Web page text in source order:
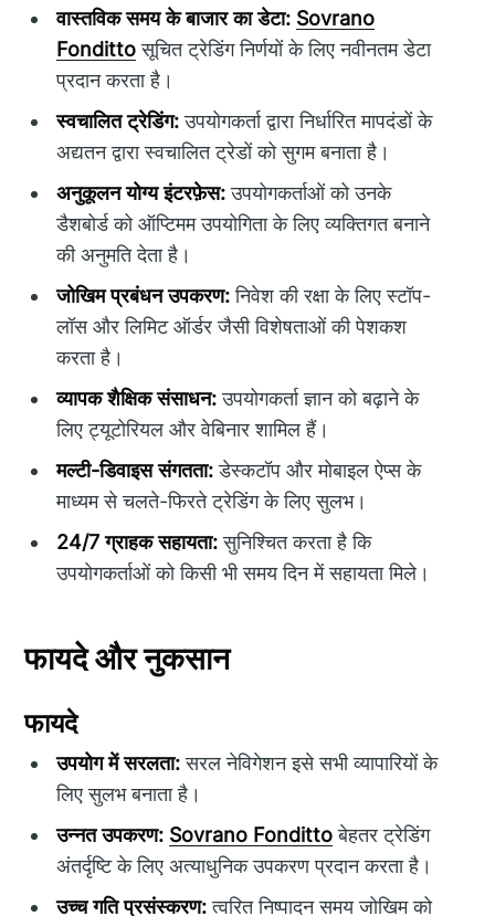
वास्तविक समय के बाजार का डेटा: Sovrano
Fondittoसूचित ट्रेडिंग निर्णयों के लिए नवीनतम डेटा
प्रदान करता है।
स्वचालित ट्रेडिंग:उपयोगकर्ता द्वारा निर्धारित मापदंडों के
अद्यतन द्वारा स्वचालित ट्रेडों को सुगम बनाता है।
अनुकूलन योग्य इंटरफ़ेस:उपयोगकर्ताओं को उनके
डैशबोर्ड को ऑप्टिमम उपयोगिता के लिए व्यक्तिगत बनाने
की अनुमति देता है।
जोखिम प्रबंधन उपकरण:निवेश की रक्षा के लिए स्टॉप-
लॉस और लिमिट ऑर्डर जैसी विशेषताओं की पेशकश
करता है।
व्यापक शैक्षिक संसाधन:उपयोगकर्ता ज्ञान को बढ़ाने के
लिए ट्यूटोरियल और वेबिनार शामिल हैं।
मल्टी-डिवाइस संगतता:डेस्कटॉप और मोबाइल ऐप्स के
माध्यम से चलते-फिरते ट्रेडिंग के लिए सुलभ।
24/7 ग्राहक सहायता:सुनिश्चित करता है कि
उपयोगकर्ताओं को किसी भी समय दिन में सहायता मिले।
फायदे और नुकसान
फायदे
उपयोग में सरलता:सरल नेविगेशन इसे सभी व्यापारियों के
लिए सुलभ बनाता है।
उन्नत उपकरण: Sovrano Fondittoबेहतर ट्रेडिंग
अंतर्दृष्टि के लिए अत्याधुनिक उपकरण प्रदान करता है।
उच्च गति प्रसंस्करण:त्वरित निष्पादन समय जोखिम को